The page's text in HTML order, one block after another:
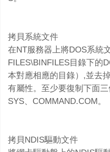
拷貝系統文件
在NT服務器上將DOS系統
FILES\BINFILES目錄下的
本對應相應的目錄）,並去
有屬性。至少要復制下面
SYS、COMMAND.COM。
拷貝NDIS驅動文件